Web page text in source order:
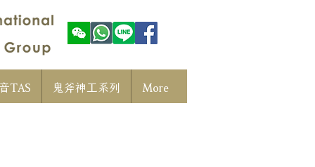
TAS 鬼斧神工系列 More